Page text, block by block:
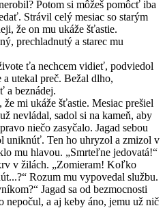
Potom si môžeš pomôcť iba
Strávil celý mesiac so starým
že on mu ukáže šťastie.
prechladnutý a starec mu
ťa nechcem vidieť, podviedol
a utekal preč. Bežal dlho,
a beznádej.
mi ukáže šťastie. Mesiac prešiel
nevládal, sadol si na kameň, aby
niečo zasyčalo. Jagad sebou
uniknúť. Ten ho uhryzol a zmizol v
mu hlavou. „Smrteľne jedovatá!“
v žilách. „Zomieram! Koľko
Rozum mu vypovedal službu.
Jagad sa od bezmocnosti
a aj keby áno, jemu už nič